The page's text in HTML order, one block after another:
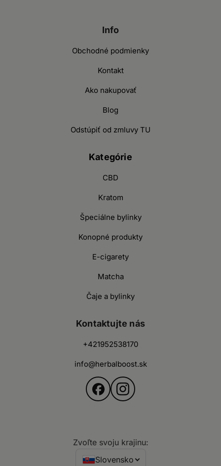
Info
Obchodné podmienky
Kontakt
Ako nakupovať
Blog
Odstúpiť od zmluvy TU
Kategórie
CBD
Kratom
Špeciálne bylinky
Konopné produkty
E-cigarety
Matcha
Čaje a bylinky
Kontaktujte nás
+421952538170
info@herbalboost.sk
Zvoľte svoju krajinu:
Slovensko